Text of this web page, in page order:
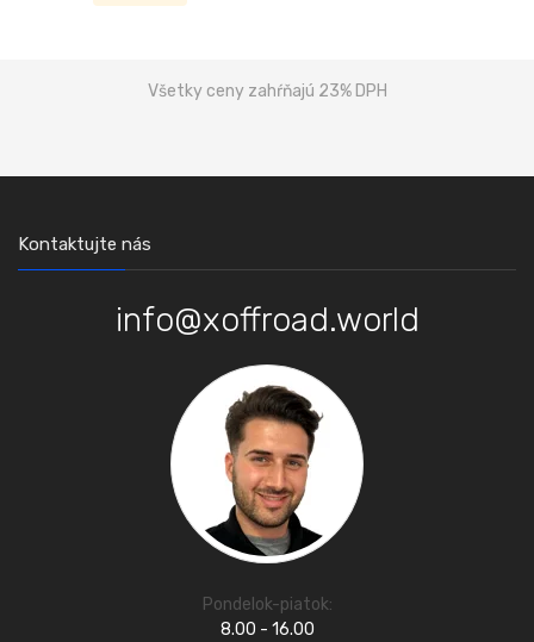
Všetky ceny zahŕňajú 23% DPH
Kontaktujte nás
info@xoffroad.world
Pondelok-piatok:
8.00 - 16.00